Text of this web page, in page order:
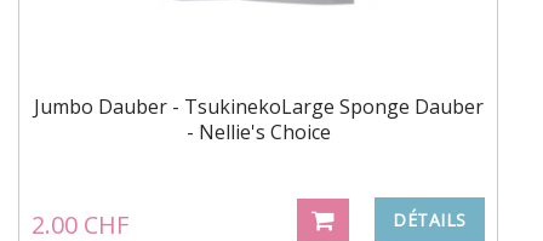
Jumbo Dauber - TsukinekoLarge Sponge Dauber
- Nellie's Choice
2.00 CHF DÉTAILS